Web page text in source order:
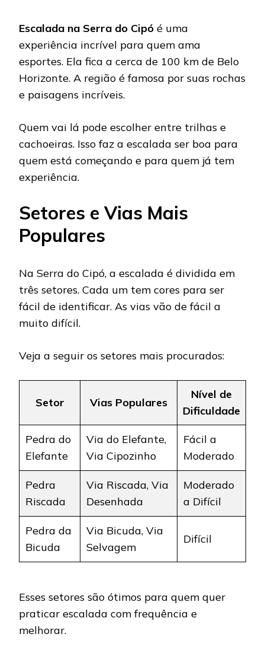
Escalada na Serra do Cipó é uma
experiência incrível para quem ama
esportes. Ela fica a cerca de 100 km de Belo
Horizonte. A região é famosa por suas rochas
e paisagens incríveis.
Quem vai lá pode escolher entre trilhas e
cachoeiras. Isso faz a escalada ser boa para
quem está começando e para quem já tem
experiência.
Setores e Vias Mais
Populares
Na Serra do Cipó, a escalada é dividida em
três setores. Cada um tem cores para ser
fácil de identificar. As vias vão de fácil a
muito difícil.
Veja a seguir os setores mais procurados:
Setor Vias Populares
Nível de
Dificuldade
Pedra do
Elefante
Via do Elefante,
Via Cipozinho
Fácil a
Moderado
Pedra
Riscada
Via Riscada, Via
Desenhada
Moderado
a Difícil
Pedra da
Bicuda
Via Bicuda, Via
Selvagem
Difícil
Esses setores são ótimos para quem quer
praticar escalada com frequência e
melhorar.